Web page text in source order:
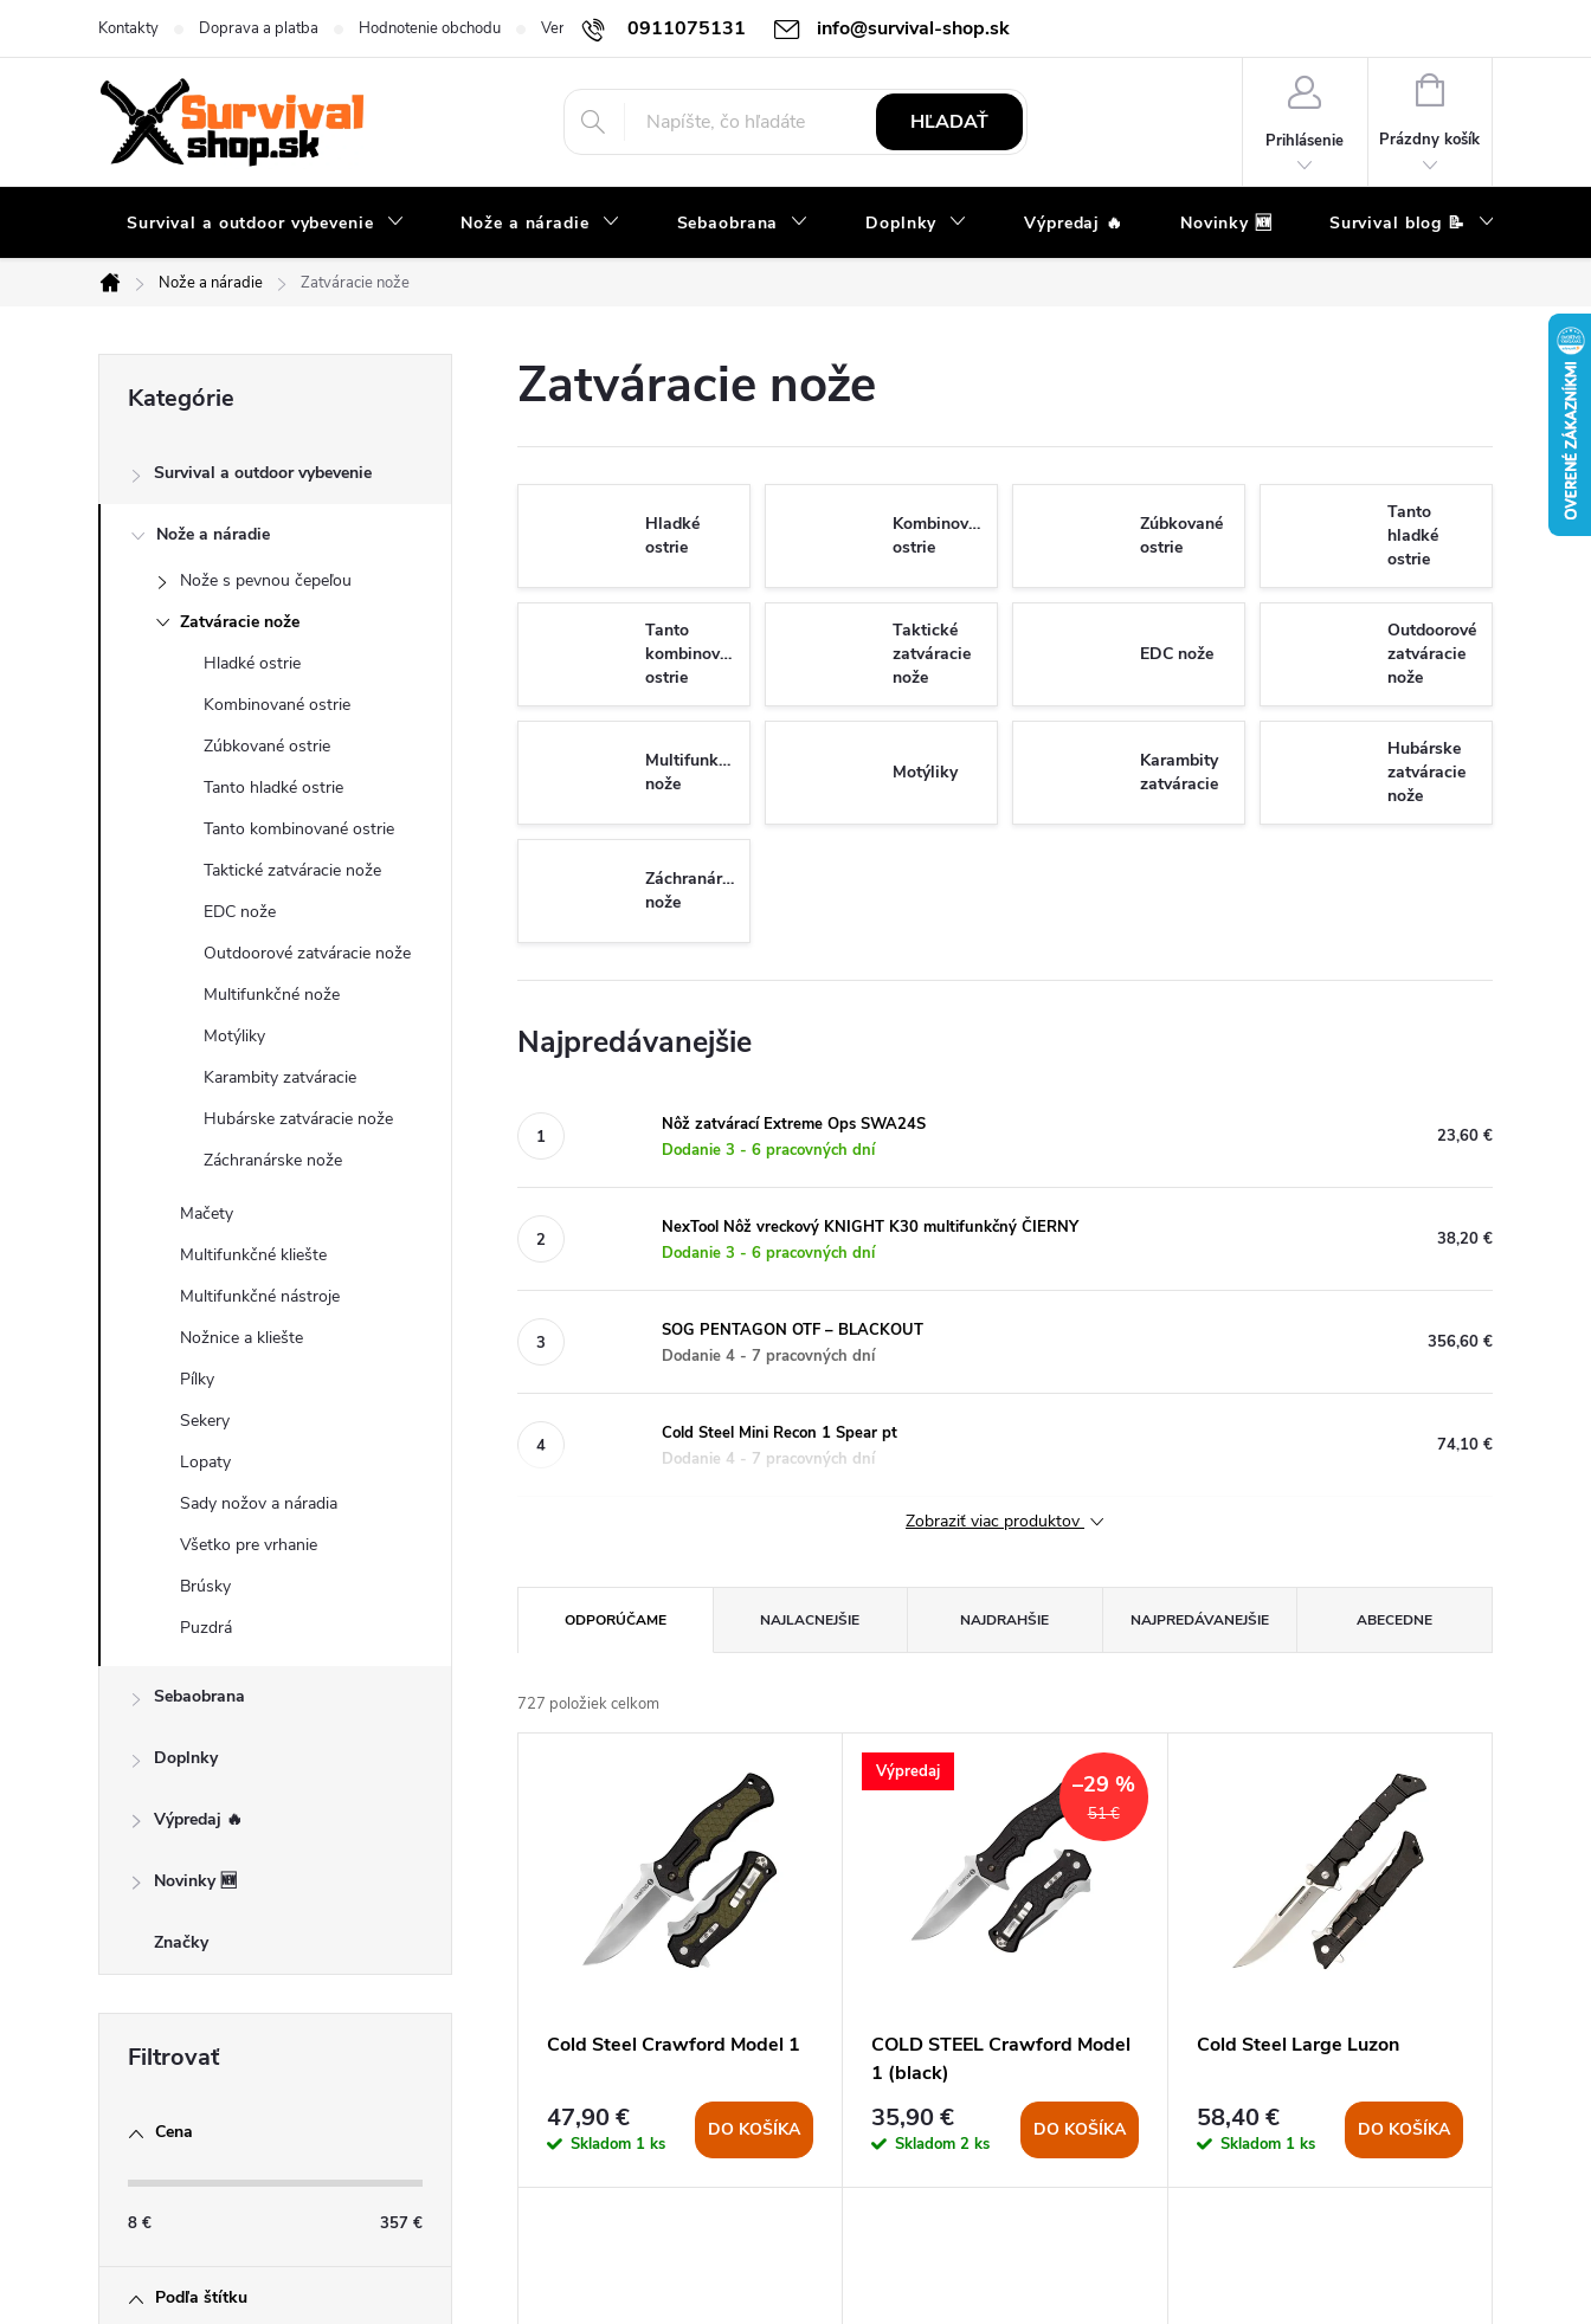
0911075131 info@survival-shop.sk
Kontakty Doprava a platba Hodnotenie obchodu Vernostný program Slovník pojmov Obchodné podmienky
HĽADAŤ
Prihlásenie
NÁKUPNÝ
Prázdny košík
Survival a outdoor vybevenie Nože a náradie Sebaobrana Doplnky Výpredaj 🔥 Novinky 🆕 Survival blog 📝
Domov
Nože a náradie Zatváracie nože
č
kategórie
Kategórie
Survival a outdoor vybevenie
Nože a náradie
Nože s pevnou čepeľou
Zatváracie nože
Hladké ostrie
Kombinované ostrie
Zúbkované ostrie
Tanto hladké ostrie
Tanto kombinované ostrie
Taktické zatváracie nože
EDC nože
Outdoorové zatváracie nože
Multifunkčné nože
Motýliky
Karambity zatváracie
Hubárske zatváracie nože
Záchranárske nože
Mačety
Multifunkčné kliešte
Multifunkčné nástroje
Nožnice a kliešte
Pílky
Sekery
Lopaty
Sady nožov a náradia
Všetko pre vrhanie
Brúsky
Puzdrá
Sebaobrana
Doplnky
Výpredaj 🔥
Novinky 🆕
Značky
Cena
8 € 357 €
Podľa štítku
Zatváracie nože
Hladké
ostrie
Kombinované
ostrie
Zúbkované
ostrie
Tanto
hladké
ostrie
Tanto
kombinované
ostrie
Taktické
zatváracie
nože
EDC nože
Outdoorové
zatváracie
nože
Multifunkčné
nože
Motýliky
Karambity
zatváracie
Hubárske
zatváracie
nože
Záchranárske
nože
Najpredávanejšie
Nôž zatvárací Extreme Ops SWA24S
Dodanie 3 - 6 pracovných dní
23,60 €
NexTool Nôž vreckový KNIGHT K30 multifunkčný ČIERNY
Dodanie 3 - 6 pracovných dní
38,20 €
SOG PENTAGON OTF – BLACKOUT
Dodanie 4 - 7 pracovných dní
356,60 €
Cold Steel Mini Recon 1 Spear pt
Dodanie 4 - 7 pracovných dní
74,10 €
Zobraziť viac produktov
a
d
d
ODPORÚČAME NAJLACNEJŠIE NAJDRAHŠIE NAJPREDÁVANEJŠIE ABECEDNE
727 položiek celkom
o
Cold Steel Crawford Model 1
47,90 €
Skladom 1 ks
DO KOŠÍKA
Výpredaj
51 €
–29 %
COLD STEEL Crawford Model
1 (black)
35,90 €
Skladom2 ks
DO KOŠÍKA
Cold Steel Large Luzon
58,40 €
Skladom 1 ks
DO KOŠÍKA